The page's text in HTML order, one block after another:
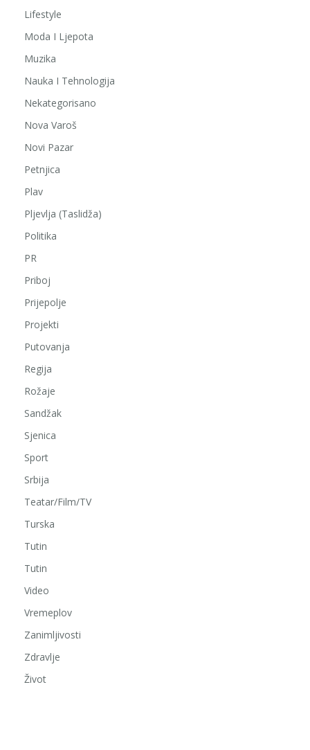
Lifestyle
Moda I Ljepota
Muzika
Nauka I Tehnologija
Nekategorisano
Nova Varoš
Novi Pazar
Petnjica
Plav
Pljevlja (Taslidža)
Politika
PR
Priboj
Prijepolje
Projekti
Putovanja
Regija
Rožaje
Sandžak
Sjenica
Sport
Srbija
Teatar/Film/TV
Turska
Tutin
Tutin
Video
Vremeplov
Zanimljivosti
Zdravlje
Život